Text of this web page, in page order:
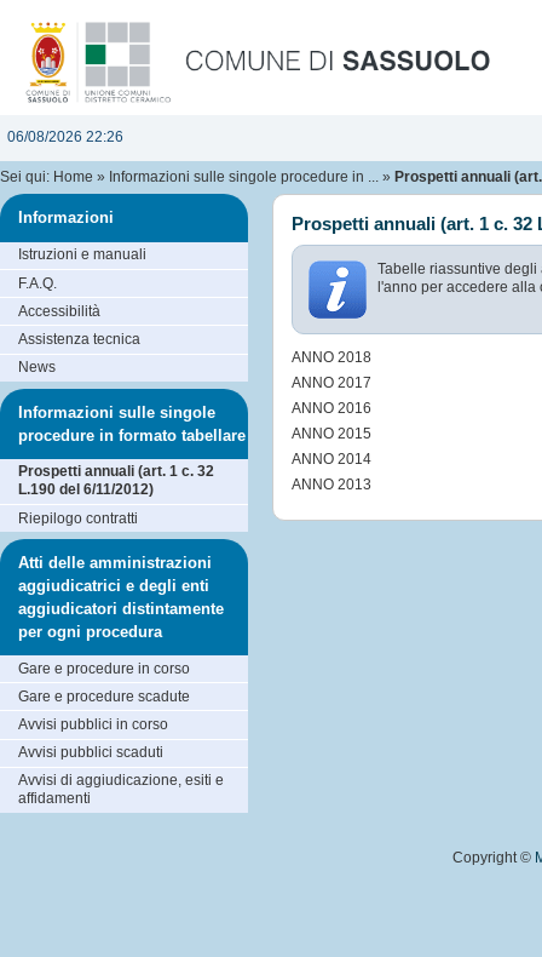
06/08/2026 22:26
Sei qui: Home » Informazioni sulle singole procedure in ... » Prospetti annuali
Prospetti annuali (art. 1 c. 32
Tabelle riassuntive
l'anno per accedere
ANNO 2018
ANNO 2017
ANNO 2016
ANNO 2015
ANNO 2014
ANNO 2013
Informazioni
Istruzioni e manuali
F.A.Q.
Accessibilità
Assistenza tecnica
News
Informazioni sulle singole
procedure in formato tabellare
Prospetti annuali (art. 1 c. 32
L.190 del 6/11/2012)
Riepilogo contratti
Atti delle amministrazioni
aggiudicatrici e degli enti
aggiudicatori distintamente
per ogni procedura
Gare e procedure in corso
Gare e procedure scadute
Avvisi pubblici in corso
Avvisi pubblici scaduti
Avvisi di aggiudicazione, esiti e
affidamenti
Copyright ©